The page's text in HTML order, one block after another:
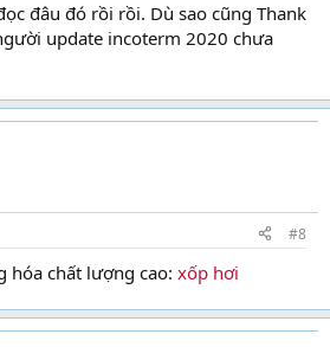
đâu đó rồi rồi. Dù sao cũng Thank
update incoterm 2020 chưa
#8
hóa chất lượng cao: xốp hơi